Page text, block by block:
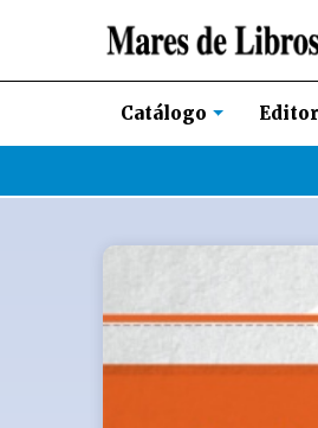
Catálogo